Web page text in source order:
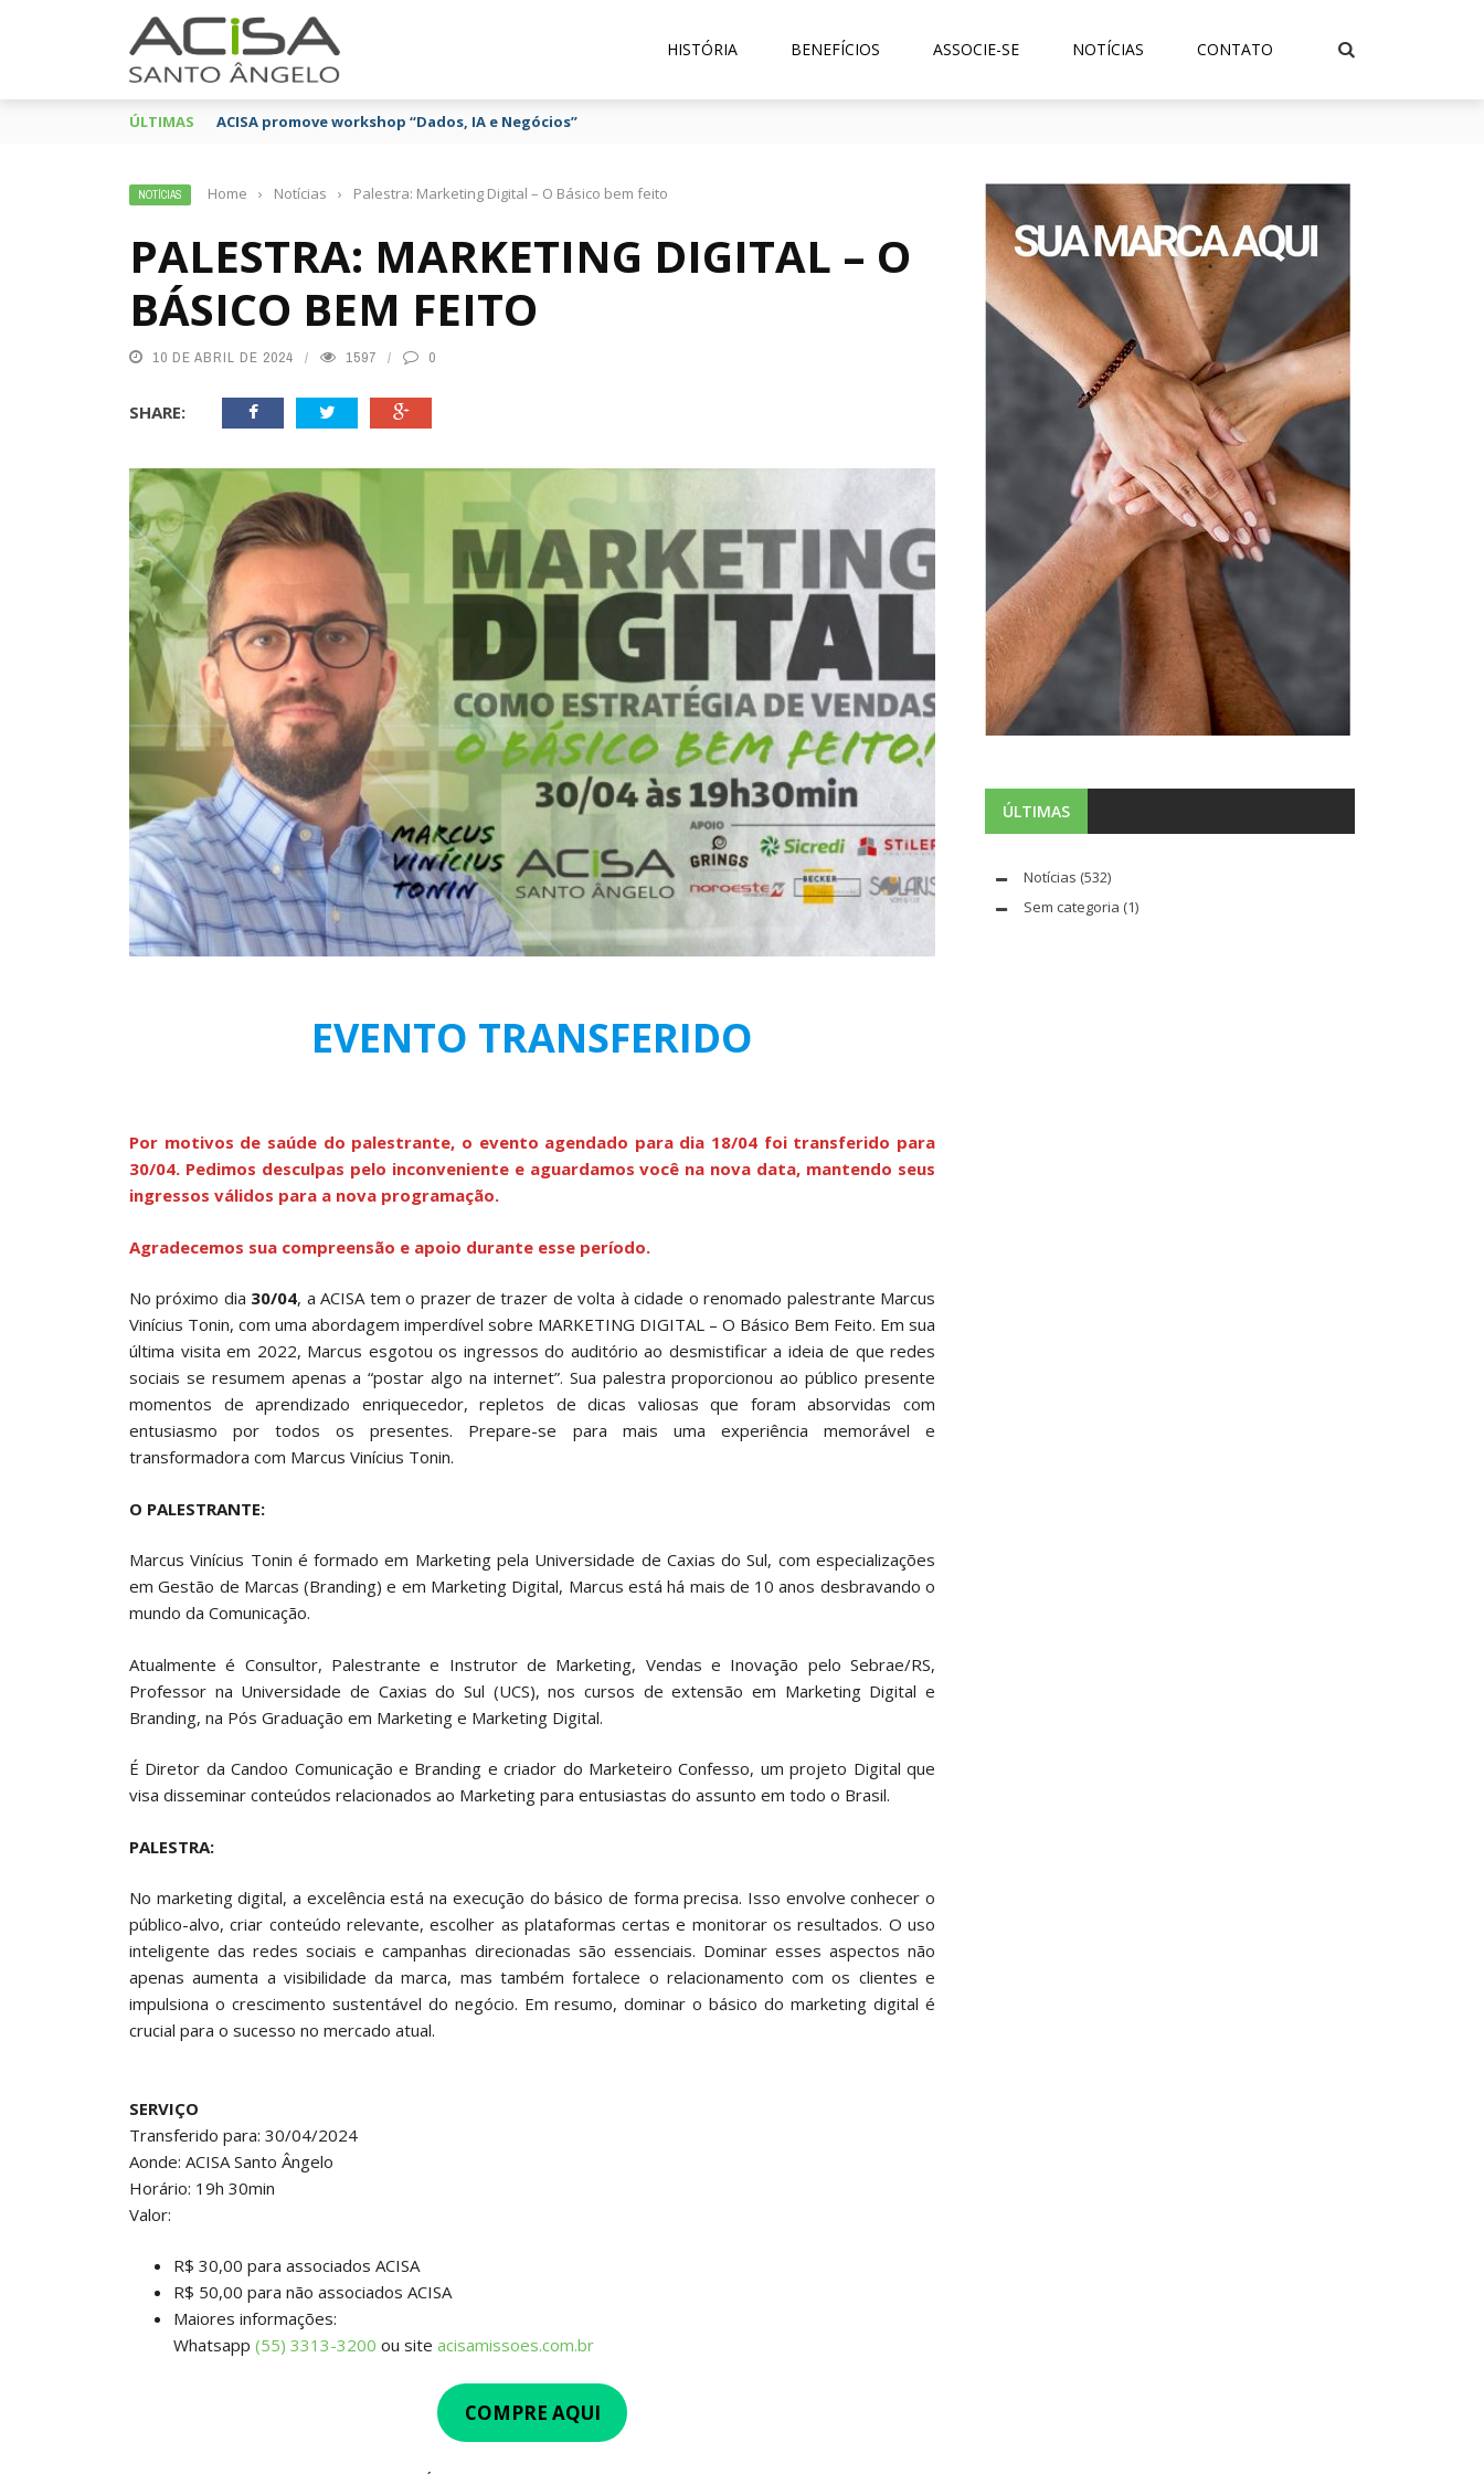
HISTÓRIA BENEFÍCIOS ASSOCIE-SE NOTÍCIAS CONTATO
ÚLTIMAS ACISA promove workshop “Dados, IA e Negócios”
NOTÍCIAS Home › Notícias › Palestra: Marketing Digital – O Básico bem feito
PALESTRA: MARKETING DIGITAL – O
BÁSICO BEM FEITO
10 DE ABRIL DE 2024 1597 0
SHARE:
EVENTO TRANSFERIDO
Por motivos de saúde do palestrante, o evento agendado para dia 18/04 foi transferido para
30/04. Pedimos desculpas pelo inconveniente e aguardamos você na nova data, mantendo seus
ingressos válidos para a nova programação.
Agradecemos sua compreensão e apoio durante esse período.
No próximo dia 30/04, a ACISA tem o prazer de trazer de volta à cidade o renomado palestrante Marcus
Vinícius Tonin, com uma abordagem imperdível sobre MARKETING DIGITAL – O Básico Bem Feito. Em sua
última visita em 2022, Marcus esgotou os ingressos do auditório ao desmistificar a ideia de que redes
sociais se resumem apenas a “postar algo na internet”. Sua palestra proporcionou ao público presente
momentos de aprendizado enriquecedor, repletos de dicas valiosas que foram absorvidas com
entusiasmo por todos os presentes. Prepare-se para mais uma experiência memorável e
transformadora com Marcus Vinícius Tonin.
O PALESTRANTE:
Marcus Vinícius Tonin é formado em Marketing pela Universidade de Caxias do Sul, com especializações
em Gestão de Marcas (Branding) e em Marketing Digital, Marcus está há mais de 10 anos desbravando o
mundo da Comunicação.
Atualmente é Consultor, Palestrante e Instrutor de Marketing, Vendas e Inovação pelo Sebrae/RS,
Professor na Universidade de Caxias do Sul (UCS), nos cursos de extensão em Marketing Digital e
Branding, na Pós Graduação em Marketing e Marketing Digital.
É Diretor da Candoo Comunicação e Branding e criador do Marketeiro Confesso, um projeto Digital que
visa disseminar conteúdos relacionados ao Marketing para entusiastas do assunto em todo o Brasil.
PALESTRA:
No marketing digital, a excelência está na execução do básico de forma precisa. Isso envolve conhecer o
público-alvo, criar conteúdo relevante, escolher as plataformas certas e monitorar os resultados. O uso
inteligente das redes sociais e campanhas direcionadas são essenciais. Dominar esses aspectos não
apenas aumenta a visibilidade da marca, mas também fortalece o relacionamento com os clientes e
impulsiona o crescimento sustentável do negócio. Em resumo, dominar o básico do marketing digital é
crucial para o sucesso no mercado atual.
SERVIÇO
Transferido para: 30/04/2024
Aonde: ACISA Santo Ângelo
Horário: 19h 30min
Valor:
R$ 30,00 para associados ACISA
R$ 50,00 para não associados ACISA
Maiores informações:
Whatsapp (55) 3313-3200 ou site acisamissoes.com.br
COMPRE AQUI
ÚLTIMAS
Notícias (532)
Sem categoria (1)